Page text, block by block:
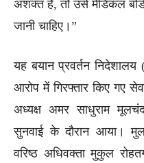
अशक्त है, तो उसे मेडिकल
जानी चाहिए।”
यह बयान प्रवर्तन निदेशालय
आरोप में गिरफ्तार किए गए
अध्यक्ष अमर साधुराम
सुनवाई के दौरान आया।
वरिष्ठ अधिवक्ता मुकुल